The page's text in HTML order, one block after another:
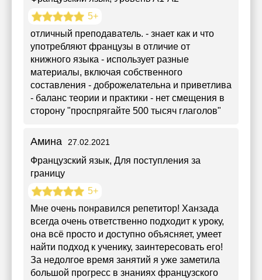
5+
отличный преподаватель. - знает как и что
употребляют французы в отличие от
книжного языка - использует разные
материалы, включая собственного
составления - доброжелательна и приветлива
- баланс теории и практики - нет смещения в
сторону "проспрягайте 500 тысяч глаголов"
Амина 27.02.2021
Французский язык, Для поступления за
границу
5+
Мне очень понравился репетитор! Ханзада
всегда очень ответственно подходит к уроку,
она всё просто и доступно объясняет, умеет
найти подход к ученику, заинтересовать его!
За недолгое время занятий я уже заметила
большой прогресс в знаниях французского